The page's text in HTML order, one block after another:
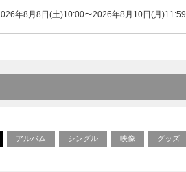
年8月8日(土)10:00〜2026年8月10日(月)11:59
アルバム シングル 映像 グッズ